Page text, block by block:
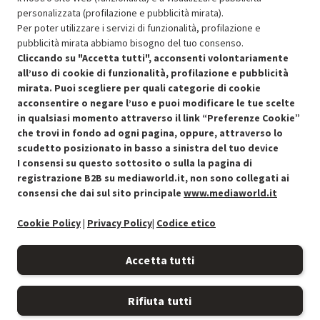
OFFERTE IMPERDIBILI
Risparmio garantito rispetto al corrispondente prodotto nuovo.
Condizioni generali di vendita Recedere dal contratto qui
personalizzata (profilazione e pubblicità mirata).
Per poter utilizzare i servizi di funzionalità, profilazione e
pubblicità mirata abbiamo bisogno del tuo consenso.
Cliccando su "Accetta tutti", acconsenti volontariamente
all’uso di cookie di funzionalità, profilazione e pubblicità
mirata. Puoi scegliere per quali categorie di cookie
acconsentire o negare l’uso e puoi modificare le tue scelte
in qualsiasi momento attraverso il link “Preferenze Cookie”
che trovi in fondo ad ogni pagina, oppure, attraverso lo
scudetto posizionato in basso a sinistra del tuo device
I consensi su questo sottosito o sulla la pagina di
registrazione B2B su mediaworld.it, non sono collegati ai
consensi che dai sul sito principale www.mediaworld.it
Cookie Policy| Privacy Policy| Codice etico
Accetta tutti
Rifiuta tutti